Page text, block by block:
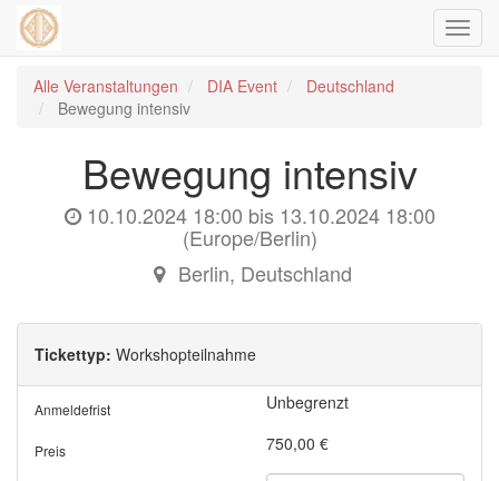
ein-/
Alle Veranstaltungen
DIA Event
Deutschland
Bewegung intensiv
Bewegung intensiv
10.10.2024 18:00 bis 13.10.2024 18:00
(Europe/Berlin)
Berlin, Deutschland
Tickettyp: Workshopteilnahme
Anmeldefrist Unbegrenzt
Preis 750,00 €